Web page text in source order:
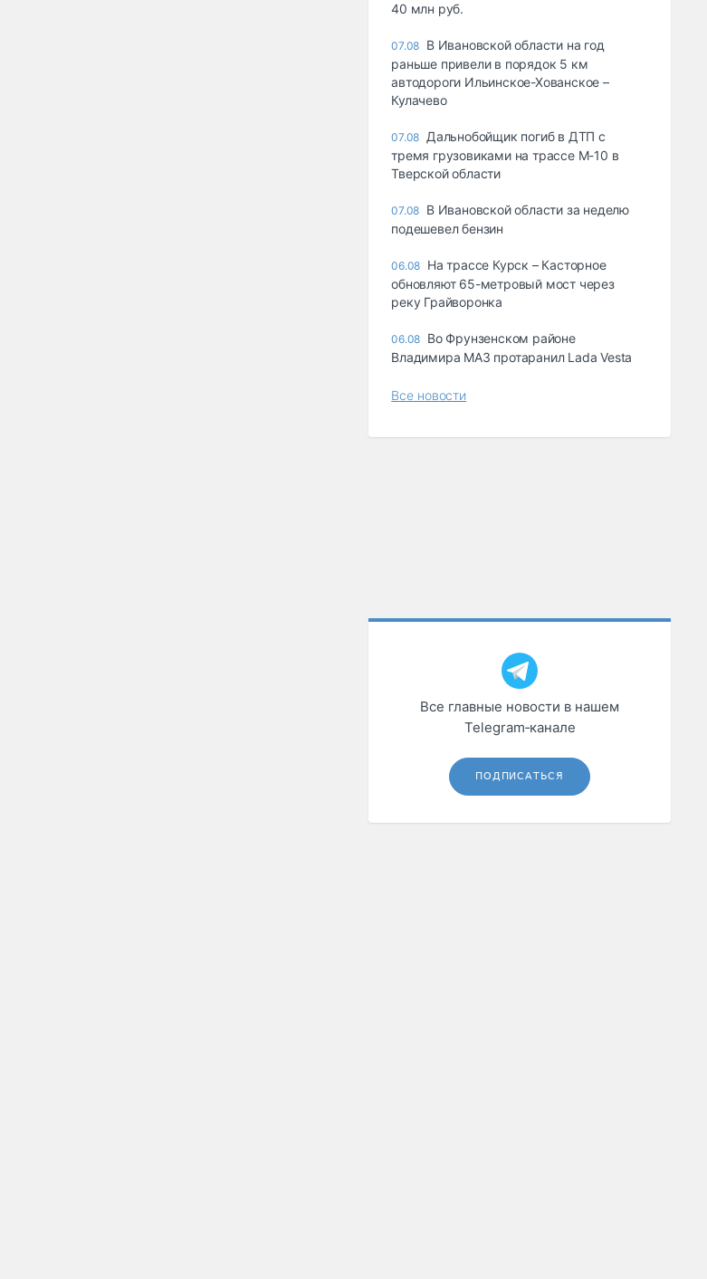
40 млн руб.
07.08 В Ивановской области на год
раньше привели в порядок 5 км
автодороги Ильинское-Хованское –
Кулачево
07.08 Дальнобойщик погиб в ДТП с
тремя грузовиками на трассе М-10 в
Тверской области
07.08 В Ивановской области за неделю
подешевел бензин
06.08 На трассе Курск – Касторное
обновляют 65-метровый мост через
реку Грайворонка
06.08 Во Фрунзенском районе
Владимира МАЗ протаранил Lada Vesta
Все новости
Все главные новости в нашем
Telegram‑канале
ПОДПИСАТЬСЯ